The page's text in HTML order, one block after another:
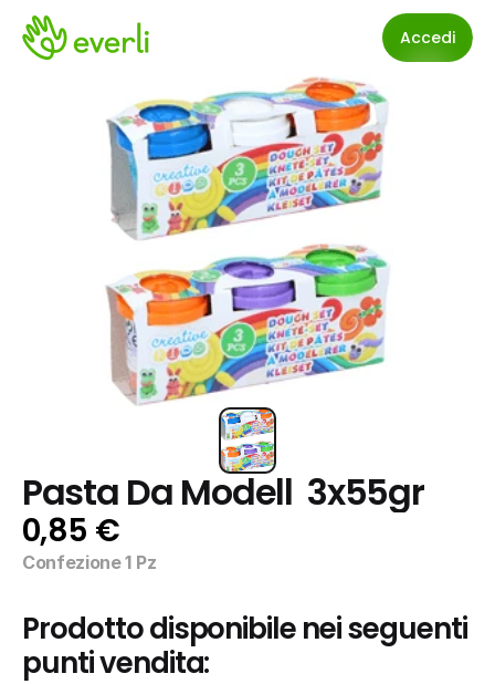
Accedi
Pasta Da Modell  3x55gr
0,85 €
Confezione 1 Pz
Prodotto disponibile nei seguenti
punti vendita: